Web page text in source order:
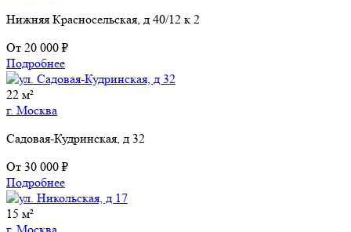
Нижняя Красносельская, д 40/12 к 2
От 20 000 ₽
Подробнее
22 м²
г. Москва
Садовая-Кудринская, д 32
От 30 000 ₽
Подробнее
15 м²